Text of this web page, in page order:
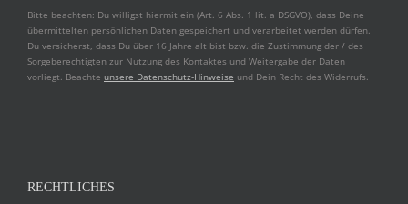
Bitte beachten: Du willigst hiermit ein (Art. 6 Abs. 1 lit. a DSGVO), dass Deine
übermittelten persönlichen Daten gespeichert und verarbeitet werden dürfen.
Du versicherst, dass Du über 16 Jahre alt bist bzw. die Zustimmung der / des
Sorgeberechtigten zur Nutzung des Kontaktes und Weitergabe der Daten
vorliegt. Beachte unsere Datenschutz-Hinweise und Dein Recht des Widerrufs.
RECHTLICHES